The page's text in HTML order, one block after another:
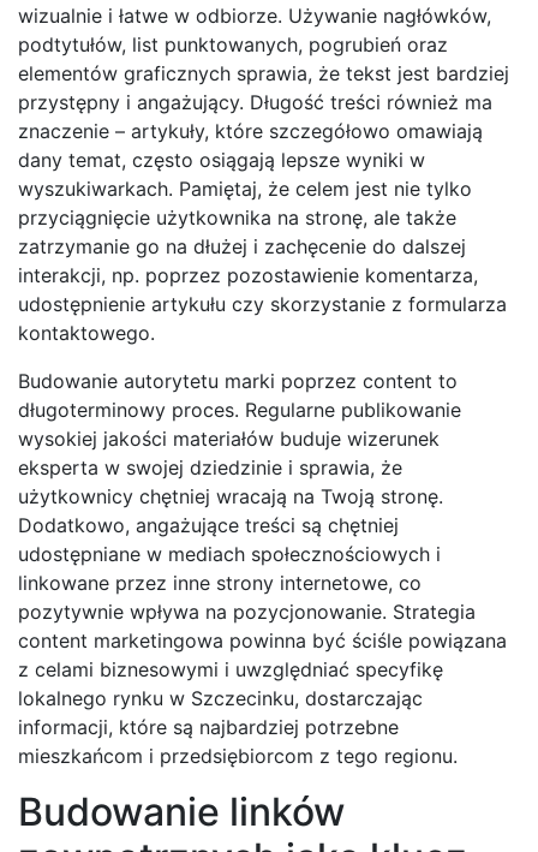
wizualnie i łatwe w odbiorze. Używanie nagłówków,
podtytułów, list punktowanych, pogrubień oraz
elementów graficznych sprawia, że tekst jest bardziej
przystępny i angażujący. Długość treści również ma
znaczenie – artykuły, które szczegółowo omawiają
dany temat, często osiągają lepsze wyniki w
wyszukiwarkach. Pamiętaj, że celem jest nie tylko
przyciągnięcie użytkownika na stronę, ale także
zatrzymanie go na dłużej i zachęcenie do dalszej
interakcji, np. poprzez pozostawienie komentarza,
udostępnienie artykułu czy skorzystanie z formularza
kontaktowego.
Budowanie autorytetu marki poprzez content to
długoterminowy proces. Regularne publikowanie
wysokiej jakości materiałów buduje wizerunek
eksperta w swojej dziedzinie i sprawia, że
użytkownicy chętniej wracają na Twoją stronę.
Dodatkowo, angażujące treści są chętniej
udostępniane w mediach społecznościowych i
linkowane przez inne strony internetowe, co
pozytywnie wpływa na pozycjonowanie. Strategia
content marketingowa powinna być ściśle powiązana
z celami biznesowymi i uwzględniać specyfikę
lokalnego rynku w Szczecinku, dostarczając
informacji, które są najbardziej potrzebne
mieszkańcom i przedsiębiorcom z tego regionu.
Budowanie linków